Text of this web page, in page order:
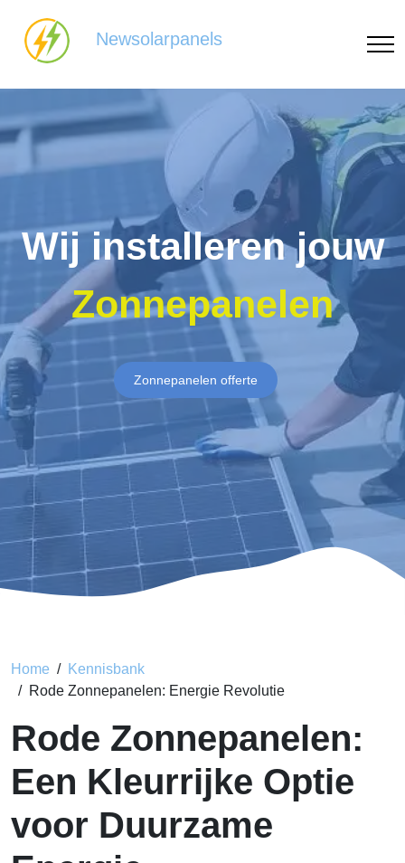
Newsolarpanels
Wij installeren jouw
Zonnepanelen
Zonnepanelen offerte
Home
Kennisbank
Rode Zonnepanelen: Energie Revolutie
Rode Zonnepanelen:
Een Kleurrijke Optie
voor Duurzame